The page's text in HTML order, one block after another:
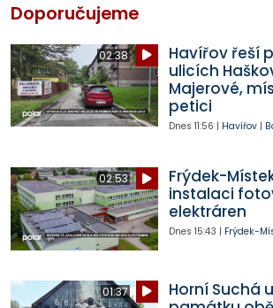
Doporučujeme
02:38
Havířov řeší
ulicích
Majerové,
petici
Dnes 11:56 | Havířov|
02:53
Frýdek-
instalaci
elektráren
Dnes 15:43 | Frýdek-
01:37
Horní Suchá